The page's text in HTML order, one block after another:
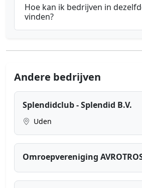
Hoe kan ik bedrijven in
vinden?
Andere bedrijven
Splendidclub - Splendid B.V.
Uden
Omroepvereniging